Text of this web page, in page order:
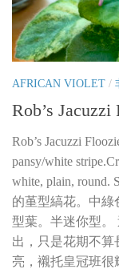
AFRICAN VIOLET /
Rob’s Jacuzzi
Rob’s Jacuzzi
pansy/white
white, plain, round.
的堇型縞花。中綠
型葉。半迷你型。
出，只是花期不算
亮，襯托皇冠班很